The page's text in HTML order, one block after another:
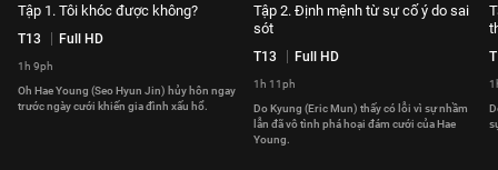
Tập 1. Tôi khóc được không?
T13 Full HD
1h 9ph
Oh Hae Young (Seo Hyun Jin) hủy hôn ngay
trước ngày cưới khiến gia đình xấu hổ.
Tập 2. Định mệnh từ sự cố ý do sai
sót
T13 Full HD
1h 11ph
Do Kyung (Eric Mun) thấy có lỗi vì sự nhầm
lẫn đã vô tình phá hoại đám cưới của Hae
Young.